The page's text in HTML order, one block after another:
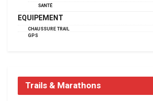
SANTÉ
EQUIPEMENT
CHAUSSURE TRAIL
GPS
Trails & Marathons